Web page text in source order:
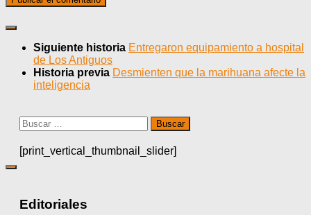
Siguiente historia Entregaron equipamiento a hospital
de Los Antiguos
Historia previa Desmienten que la marihuana afecte la
inteligencia
Buscar:
[print_vertical_thumbnail_slider]
Editoriales